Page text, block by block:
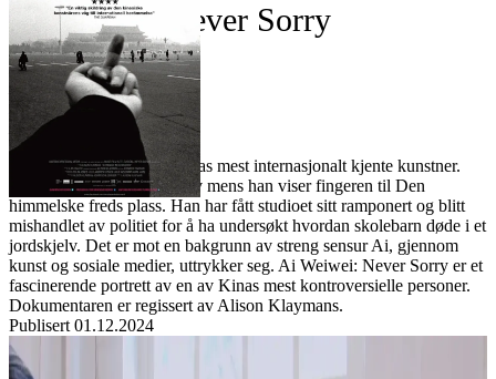
Ai Weiwei: Never Sorry
Film
Forfatter:
Leverandør:
Norgesfilm AS
Lisens:
Ai Weiwei regnes som Kinas mest internasjonalt kjente kunstner.
Han har fotografert seg selv mens han viser fingeren til Den
himmelske freds plass. Han har fått studioet sitt ramponert og blitt
mishandlet av politiet for å ha undersøkt hvordan skolebarn døde i et
jordskjelv. Det er mot en bakgrunn av streng sensur Ai, gjennom
kunst og sosiale medier, uttrykker seg. Ai Weiwei: Never Sorry er et
fascinerende portrett av en av Kinas mest kontroversielle personer.
Dokumentaren er regissert av Alison Klaymans.
Publisert 01.12.2024